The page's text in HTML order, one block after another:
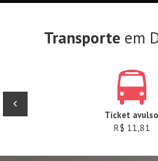
Transporte em
Ticket avulso
R$ 11,81
‹